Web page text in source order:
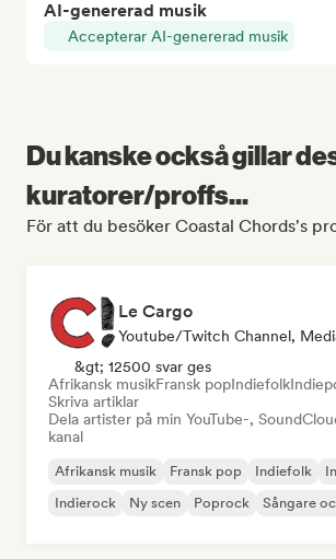
AI-genererad musik
Accepterar AI-genererad musik
Du kanske också gillar
kuratorer/proffs...
För att du besöker Coastal Chords's
Le Cargo
&gt; 12500 svar ges
Afrikansk musikFransk popIndiefolk
Skriva artiklar
Dela artister på min YouTube-,
kanal
Afrikansk musik Fransk pop Indiefolk
Indierock
Ny scen Poprock Sångare